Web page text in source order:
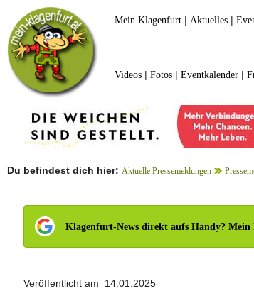
Mein Klagenfurt| Aktuelles|
Videos| Fotos| Eventkalender|
Du befindest dich hier: Aktuelle Pressemeldungen
Klagenfurt-News direkt aufs Handy?
Veröffentlicht am 14.01.2025